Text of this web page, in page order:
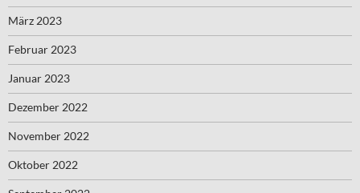
März 2023
Februar 2023
Januar 2023
Dezember 2022
November 2022
Oktober 2022